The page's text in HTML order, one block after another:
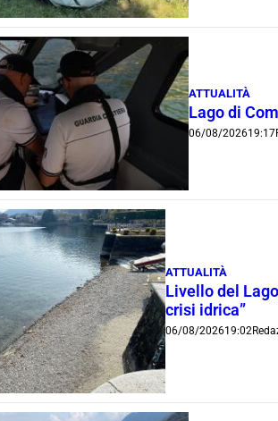
ATTUALITÀ
Lago di
06/08/202619:17
ATTUALITÀ
Livello del
crisi idrica”
06/08/202619:02